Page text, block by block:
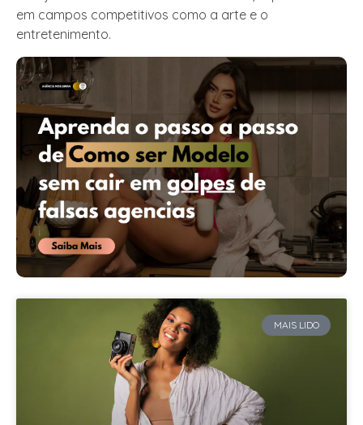
em campos competitivos como a arte e o
entretenimento.
MAIS LIDO